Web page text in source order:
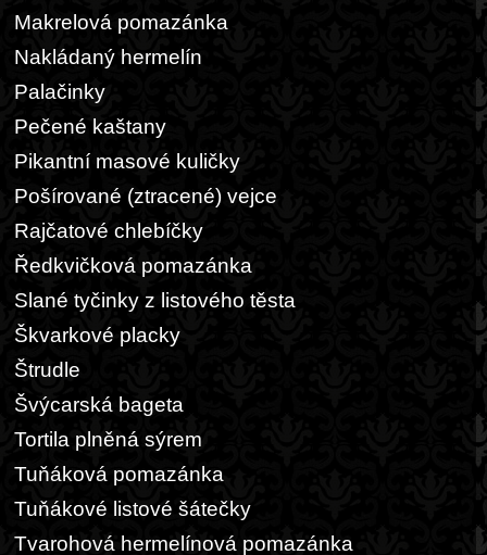
Makrelová pomazánka
Nakládaný hermelín
Palačinky
Pečené kaštany
Pikantní masové kuličky
Pošírované (ztracené) vejce
Rajčatové chlebíčky
Ředkvičková pomazánka
Slané tyčinky z listového těsta
Škvarkové placky
Štrudle
Švýcarská bageta
Tortila plněná sýrem
Tuňáková pomazánka
Tuňákové listové šátečky
Tvarohová hermelínová pomazánka